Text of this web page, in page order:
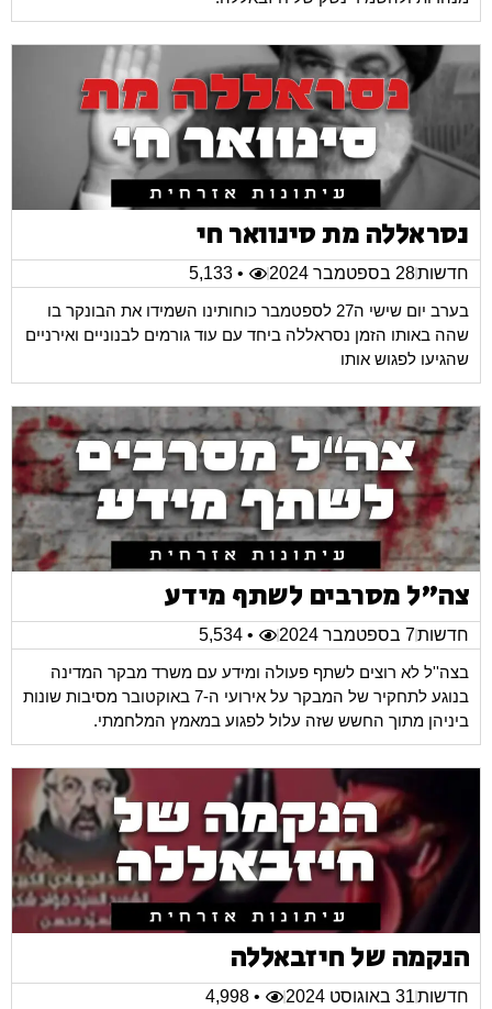
נסראללה מת סינוואר חי
חדשות28 בספטמבר 2024
• 5,133
בערב יום שישי ה27 לספטמבר כוחותינו השמידו את הבונקר בו
שהה באותו הזמן נסראללה ביחד עם עוד גורמים לבנוניים ואירניים
שהגיעו לפגוש אותו
צה"ל מסרבים לשתף מידע
חדשות7 בספטמבר 2024
• 5,534
בצה''ל לא רוצים לשתף פעולה ומידע עם משרד מבקר המדינה
בנוגע לתחקיר של המבקר על אירועי ה-7 באוקטובר מסיבות שונות
ביניהן מתוך החשש שזה עלול לפגוע במאמץ המלחמתי.
הנקמה של חיזבאללה
חדשות31 באוגוסט 2024
• 4,998